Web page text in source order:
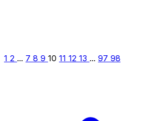
1 2 ... 7 8 9 10 11 12 13 ... 97 98